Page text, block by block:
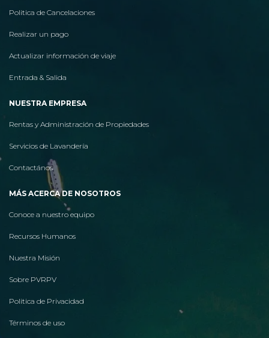
Politica de Cancelaciones
Realizar un pago
Actualizar información de viaje
Entrada & Salida
NUESTRA EMPRESA
Rentas y Administración de Propiedades
Servicios de Lavandería
Contactános
MÁS ACERCA DE NOSOTROS
Conoce a nuestro equipo
Recursos Humanos
Nuestra Misión
Sobre PVRPV
Politica de Privacidad
Términos de uso